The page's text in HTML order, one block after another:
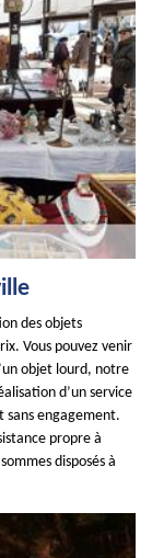
des objets
Vous pouvez venir
objet lourd, notre
d’un service
sans engagement.
propre à
disposés à